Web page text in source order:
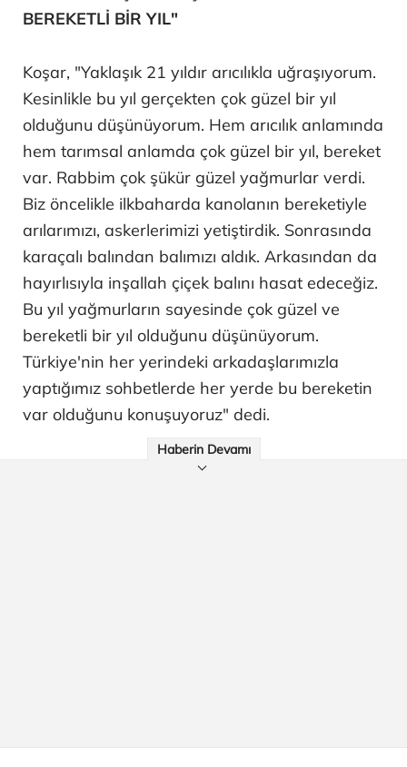
BEREKETLİ BİR YIL"
Koşar, "Yaklaşık 21 yıldır arıcılıkla uğraşıyorum.
Kesinlikle bu yıl gerçekten çok güzel bir yıl
olduğunu düşünüyorum. Hem arıcılık anlamında
hem tarımsal anlamda çok güzel bir yıl, bereket
var. Rabbim çok şükür güzel yağmurlar verdi.
Biz öncelikle ilkbaharda kanolanın bereketiyle
arılarımızı, askerlerimizi yetiştirdik. Sonrasında
karaçalı balından balımızı aldık. Arkasından da
hayırlısıyla inşallah çiçek balını hasat edeceğiz.
Bu yıl yağmurların sayesinde çok güzel ve
bereketli bir yıl olduğunu düşünüyorum.
Türkiye'nin her yerindeki arkadaşlarımızla
yaptığımız sohbetlerde her yerde bu bereketin
var olduğunu konuşuyoruz" dedi.
Haberin Devamı